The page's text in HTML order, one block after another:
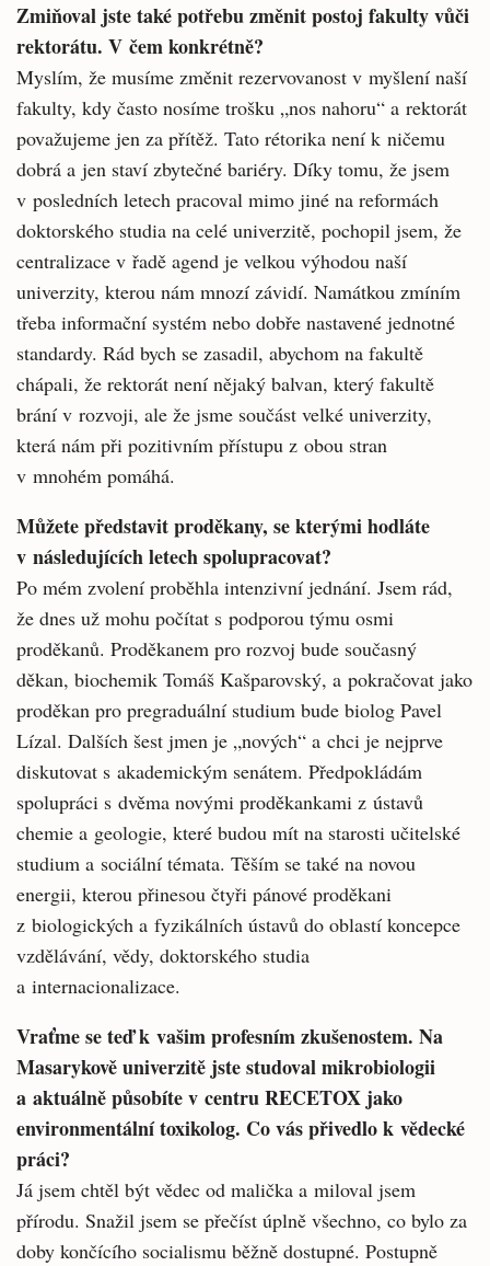
Zmiňoval jste také potřebu změnit postoj fakulty vůči
rektorátu. V čem konkrétně?
Myslím, že musíme změnit rezervovanost v myšlení naší
fakulty, kdy často nosíme trošku „nos nahoru“ a rektorát
považujeme jen za přítěž. Tato rétorika není k ničemu
dobrá a jen staví zbytečné bariéry. Díky tomu, že jsem
v posledních letech pracoval mimo jiné na reformách
doktorského studia na celé univerzitě, pochopil jsem, že
centralizace v řadě agend je velkou výhodou naší
univerzity, kterou nám mnozí závidí. Namátkou zmíním
třeba informační systém nebo dobře nastavené jednotné
standardy. Rád bych se zasadil, abychom na fakultě
chápali, že rektorát není nějaký balvan, který fakultě
brání v rozvoji, ale že jsme součást velké univerzity,
která nám při pozitivním přístupu z obou stran
v mnohém pomáhá.
Můžete představit proděkany, se kterými hodláte
v následujících letech spolupracovat?
Po mém zvolení proběhla intenzivní jednání. Jsem rád,
že dnes už mohu počítat s podporou týmu osmi
proděkanů. Proděkanem pro rozvoj bude současný
děkan, biochemik Tomáš Kašparovský, a pokračovat jako
proděkan pro pregraduální studium bude biolog Pavel
Lízal. Dalších šest jmen je „nových“ a chci je nejprve
diskutovat s akademickým senátem. Předpokládám
spolupráci s dvěma novými proděkankami z ústavů
chemie a geologie, které budou mít na starosti učitelské
studium a sociální témata. Těším se také na novou
energii, kterou přinesou čtyři pánové proděkani
z biologických a fyzikálních ústavů do oblastí koncepce
vzdělávání, vědy, doktorského studia
a internacionalizace.
Vraťme se teď k vašim profesním zkušenostem. Na
Masarykově univerzitě jste studoval mikrobiologii
a aktuálně působíte v centru RECETOX jako
environmentální toxikolog. Co vás přivedlo k vědecké
práci?
Já jsem chtěl být vědec od malička a miloval jsem
přírodu. Snažil jsem se přečíst úplně všechno, co bylo za
doby končícího socialismu běžně dostupné. Postupně